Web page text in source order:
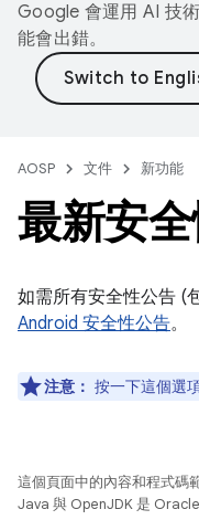
Google 會運用 AI 技
能會出錯。
AOSP 文件 新功能
最新安
如需所有安全性公告 (
Android 安全性公告。
注意： 按一下這個選
這個頁面中的內容和程式碼
Java 與 OpenJDK 是